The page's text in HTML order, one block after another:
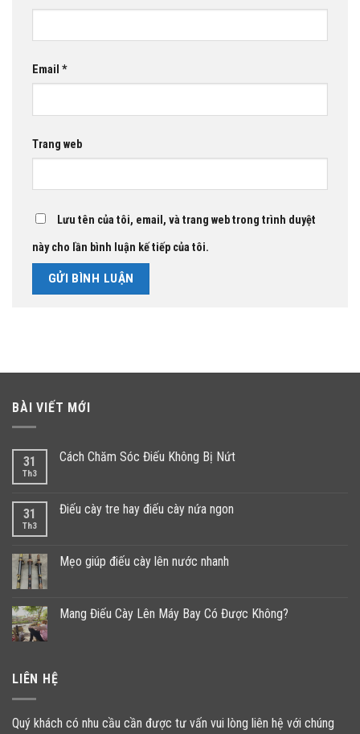
Email *
Trang web
Lưu tên của tôi, email, và trang web trong trình duyệt
này cho lần bình luận kế tiếp của tôi.
BÀI VIẾT MỚI
31
Th3
Cách Chăm Sóc Điếu Không Bị Nứt
31
Th3
Điếu cày tre hay điếu cày nứa ngon
Mẹo giúp điếu cày lên nước nhanh
Mang Điếu Cày Lên Máy Bay Có Được Không?
LIÊN HỆ
Quý khách có nhu cầu cần được tư vấn vui lòng liên hệ với chúng